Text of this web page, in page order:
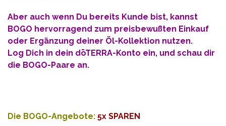
Aber auch wenn Du bereits Kunde bist, kannst
BOGO hervorragend zum preisbewußten Einkauf
oder Ergänzung deiner Öl-Kollektion nutzen.
Log Dich in dein dōTERRA-Konto ein, und schau dir
die BOGO-Paare an.
Die BOGO-Angebote: 5x SPAREN